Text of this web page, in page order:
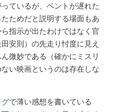
ているが、ベントが遅れた
ためだと説明する場面もあ
指示が出たわけではなく官
安則）の先走り忖度に見え
微妙である（確かにミスリ
い映画というのは存在しな
で薄い感想を書いている